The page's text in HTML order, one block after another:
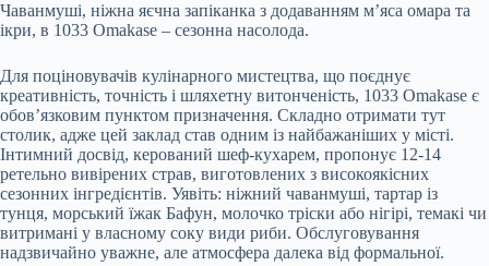
Чаванмуші, ніжна яєчна запіканка з додаванням м’яса омара та
ікри, в 1033 Omakase – сезонна насолода.
Для поціновувачів кулінарного мистецтва, що поєднує
креативність, точність і шляхетну витонченість, 1033 Omakase є
обов’язковим пунктом призначення. Складно отримати тут
столик, адже цей заклад став одним із найбажаніших у місті.
Інтимний досвід, керований шеф-кухарем, пропонує 12-14
ретельно вивірених страв, виготовлених з високоякісних
сезонних інгредієнтів. Уявіть: ніжний чаванмуші, тартар із
тунця, морський їжак Бафун, молочко тріски або нігірі, темакі чи
витримані у власному соку види риби. Обслуговування
надзвичайно уважне, але атмосфера далека від формальної.